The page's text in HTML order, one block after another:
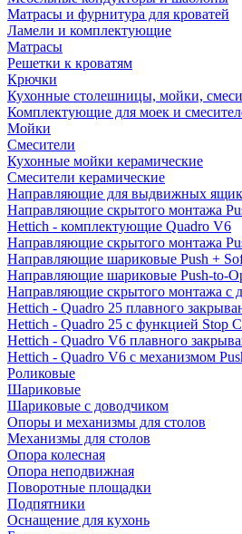
Матрасы и фурнитура для кроватей
Ламели и комплектующие
Матрасы
Решетки к кроватям
Крючки
Кухонные столешницы, мойки,
Комплектующие для моек и
Мойки
Смесители
Кухонные мойки керамические
Смесители керамические
Направляющие для выдвижных
Направляющие скрытого монтажа
Hettich - комплектующие Quadro V6
Направляющие скрытого монтажа
Направляющие шариковые Push +
Направляющие шариковые Push-to-
Направляющие скрытого монтажа с
Hettich - Quadro 25 плавного
Hettich - Quadro 25 с функцией Stop
Hettich - Quadro V6 плавного
Hettich - Quadro V6 с механизмом
Роликовые
Шариковые
Шариковые с доводчиком
Опоры и механизмы для столов
Механизмы для столов
Опора колесная
Опора неподвижная
Поворотные площадки
Подпятники
Оснащение для кухонь